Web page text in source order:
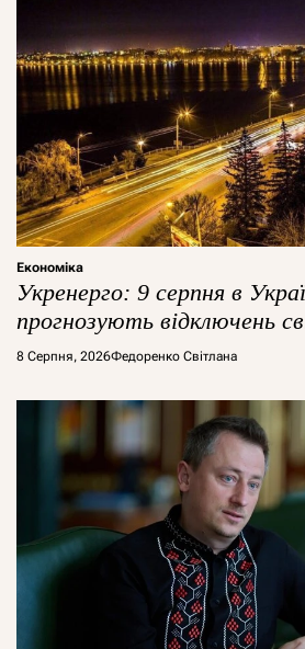
Економіка
Укренерго: 9 серпня в
прогнозують відключень
8 Серпня, 2026Федоренко Світлана